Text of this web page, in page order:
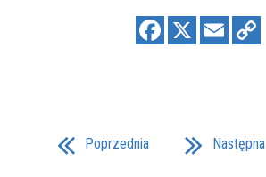
Poprzednia Następna